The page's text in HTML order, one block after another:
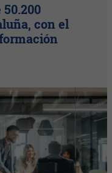
con el